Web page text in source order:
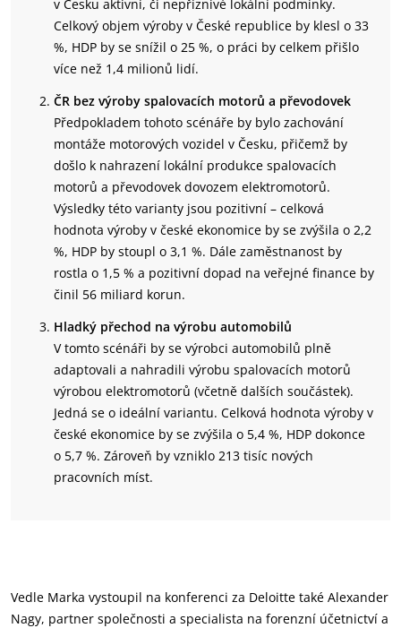
v Česku aktivní, či nepříznivé lokální podmínky.
Celkový objem výroby v České republice by klesl o 33
%, HDP by se snížil o 25 %, o práci by celkem přišlo
více než 1,4 milionů lidí.
ČR bez výroby spalovacích motorů a převodovek
Předpokladem tohoto scénáře by bylo zachování
montáže motorových vozidel v Česku, přičemž by
došlo k nahrazení lokální produkce spalovacích
motorů a převodovek dovozem elektromotorů.
Výsledky této varianty jsou pozitivní – celková
hodnota výroby v české ekonomice by se zvýšila o 2,2
%, HDP by stoupl o 3,1 %. Dále zaměstnanost by
rostla o 1,5 % a pozitivní dopad na veřejné finance by
činil 56 miliard korun.
Hladký přechod na výrobu automobilů
V tomto scénáři by se výrobci automobilů plně
adaptovali a nahradili výrobu spalovacích motorů
výrobou elektromotorů (včetně dalších součástek).
Jedná se o ideální variantu. Celková hodnota výroby v
české ekonomice by se zvýšila o 5,4 %, HDP dokonce
o 5,7 %. Zároveň by vzniklo 213 tisíc nových
pracovních míst.
Vedle Marka vystoupil na konferenci za Deloitte také Alexander
Nagy, partner společnosti a specialista na forenzní účetnictví a